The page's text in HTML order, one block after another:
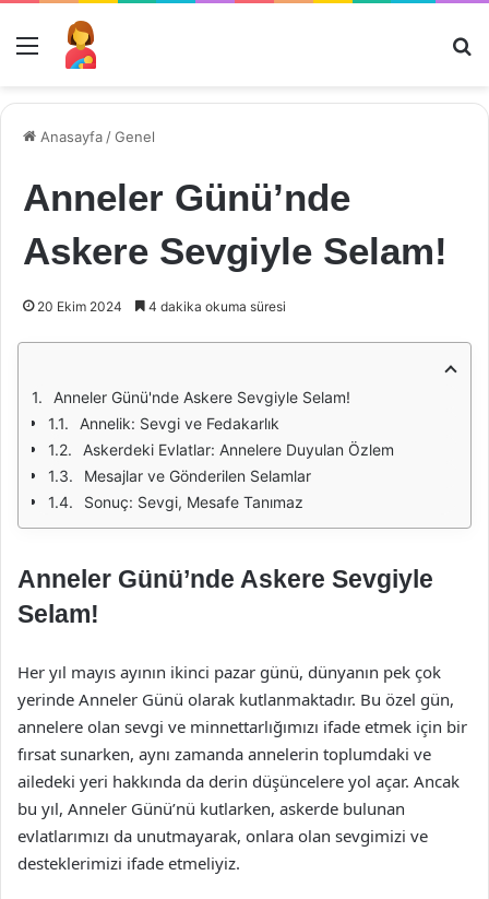
Menü
Anasayfa /Genel
Anneler Günü’nde
Askere Sevgiyle Selam!
20 Ekim 2024 4 dakika okuma süresi
Anneler Günü'nde Askere Sevgiyle Selam!
Annelik: Sevgi ve Fedakarlık
Askerdeki Evlatlar: Annelere Duyulan Özlem
Mesajlar ve Gönderilen Selamlar
Sonuç: Sevgi, Mesafe Tanımaz
Anneler Günü’nde Askere Sevgiyle
Selam!
Her yıl mayıs ayının ikinci pazar günü, dünyanın pek çok
yerinde Anneler Günü olarak kutlanmaktadır. Bu özel gün,
annelere olan sevgi ve minnettarlığımızı ifade etmek için bir
fırsat sunarken, aynı zamanda annelerin toplumdaki ve
ailedeki yeri hakkında da derin düşüncelere yol açar. Ancak
bu yıl, Anneler Günü’nü kutlarken, askerde bulunan
evlatlarımızı da unutmayarak, onlara olan sevgimizi ve
desteklerimizi ifade etmeliyiz.